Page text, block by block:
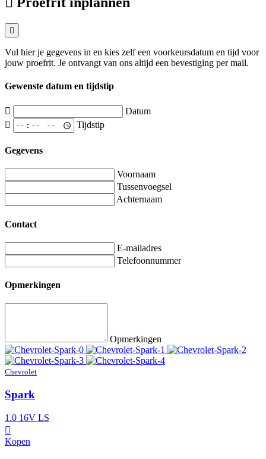
Vul hier je gegevens in en kies zelf een voorkeursdatum en tijd voor
jouw proefrit. Je ontvangt van ons altijd een bevestiging per mail.
Gewenste datum en tijdstip
Datum
Tijdstip
Gegevens
Voornaam
Tussenvoegsel
Achternaam
Contact
E-mailadres
Telefoonnummer
Opmerkingen
Opmerkingen
Chevrolet
Spark
1.0 16V LS
Kopen